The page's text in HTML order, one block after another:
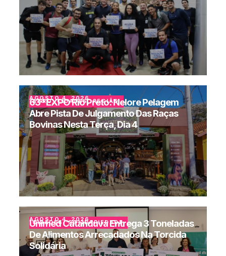
AGRO,CIDADES,REGIÃO
AGOSTO 4, 2026
63ª EXPO Rio Preto: Nelore Pelagem
Abre Pista De Julgamento Das Raças
Bovinas Nesta Terça, Dia 4
CIDADES,SOLIDARIEDADE
AGOSTO 4, 2026
Unimed Catanduva Entrega 3 Toneladas
De Alimentos Arrecadados Na Torcida
Solidária